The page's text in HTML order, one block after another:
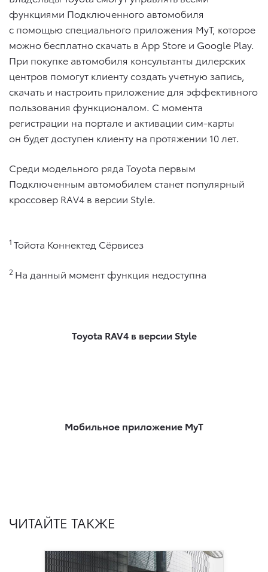
функциями Подключенного автомобиля
с помощью специального приложения MyT, которое
можно бесплатно скачать в App Store и Google Play.
При покупке автомобиля консультанты дилерских
центров помогут клиенту создать учетную запись,
скачать и настроить приложение для эффективного
пользования функционалом. С момента
регистрации на портале и активации сим-карты
он будет доступен клиенту на протяжении 10 лет.
Среди модельного ряда Toyota первым
Подключенным автомобилем станет популярный
кроссовер RAV4 в версии Style.
1 Тойота Коннектед Сёрвисез
2 На данный момент функция недоступна
Toyota RAV4 в версии Style
Мобильное приложение MyT
ЧИТАЙТЕ ТАКЖЕ